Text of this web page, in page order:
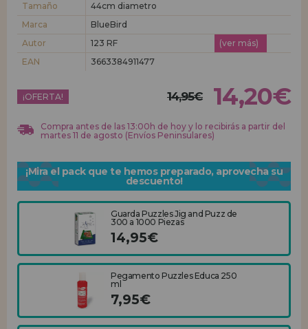
¿Eres Profesional o Empresa?. ¿Quieres vender en tu negocio
condiciones de ventas con descuentos especiales para la distribución.
¡Adelante! Te estábamos esperando.
Tamaño
44cm diametro
Marca
BlueBird
Autor
123 RF
(ver más)
EAN
3663384911477
¡OFERTA! 14,95€ 14,20€
Compra antes de las 13:00h de hoy y lo recibirás a partir del
martes 11 de agosto (Envíos Peninsulares)
¡Mira el pack que te hemos preparado, aprovecha su
descuento!
Guarda Puzzles Jig and Puzz de
300 a 1000 Piezas
14,95€
Pegamento Puzzles Educa 250
ml
7,95€